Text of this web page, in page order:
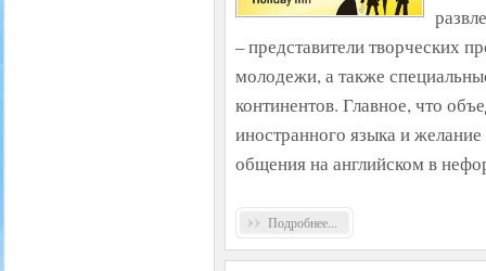
– представители творческих
молодежи, а также
континентов. Главное, что
иностранного языка и
общения на английском в
Подробнее...